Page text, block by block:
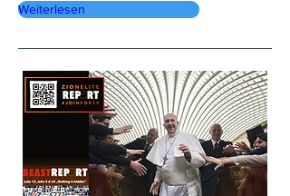
Weiterlesen